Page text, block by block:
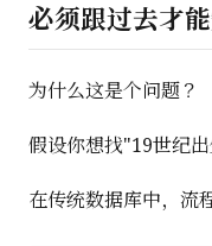
必须跟过去才
为什么这是个问题？
假设你想找"19世纪出
在传统数据库中，流